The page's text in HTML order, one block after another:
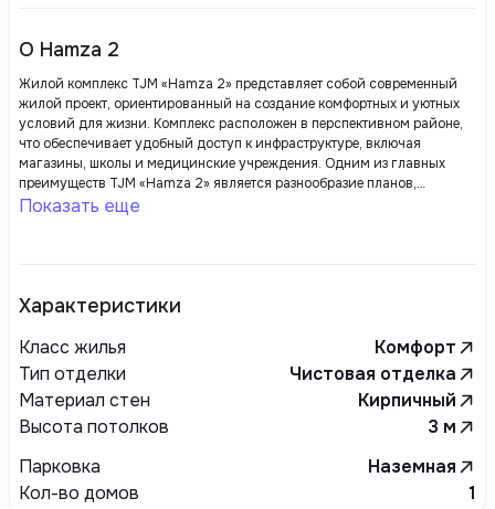
О Hamza 2
Жилой комплекс TJM «Hamza 2» представляет собой современный
жилой проект, ориентированный на создание комфортных и уютных
условий для жизни. Комплекс расположен в перспективном районе,
что обеспечивает удобный доступ к инфраструктуре, включая
магазины, школы и медицинские учреждения. Одним из главных
преимуществ TJM «Hamza 2» является разнообразие планов,
позволяющее жителям жильцов выбирать альтернативный вариант,
Показать еще
Характеристики
Класс жилья
Комфорт
Тип отделки
Чистовая отделка
Материал стен
Кирпичный
Высота потолков
3 м
Парковка
Наземная
Кол-во домов
1